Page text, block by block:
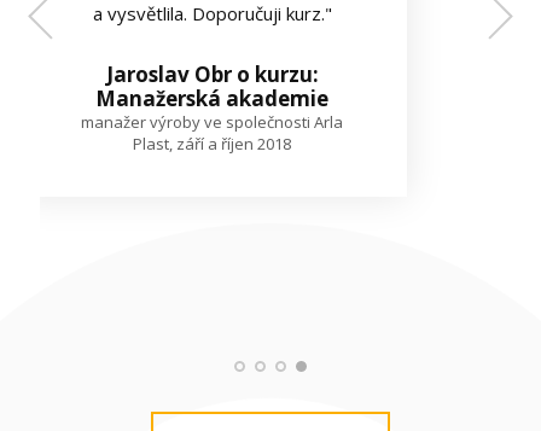
a vysvětlila. Doporučuji kurz."
Jaroslav Obr o kurzu:
Manažerská akademie
manažer výroby ve společnosti Arla
Plast, září a říjen 2018